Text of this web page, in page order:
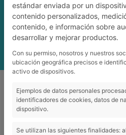
Ofertas de medias temporadas 2026
Ofertas de medias
estándar enviada por un
contenido personalizados,
contenido, e información sobre
desarrollar y mejorar productos.
Con su permiso, nosotros y nuestros
ubicación geográfica precisos e
activo de dispositivos.
Ejemplos de datos personales
identificadores de cookies, datos de
dispositivo.
Se utilizan las siguientes finalidades: